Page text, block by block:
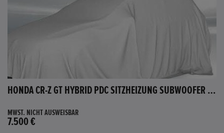
HONDA CR-Z GT HYBRID PDC SITZHEIZUNG SUBWOOFER BLUETOOTH
MWST. NICHT AUSWEISBAR
7.500 €